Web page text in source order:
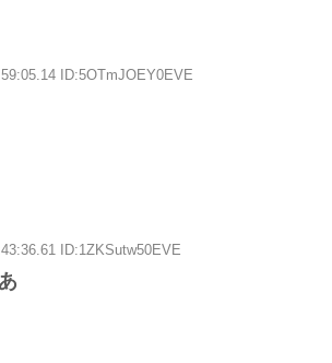
ID:5OTmJOEY0EVE
ID:1ZKSutw50EVE